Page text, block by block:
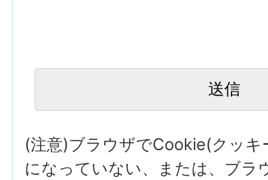
(注意)ブラウザでCookie(クッキ
になっていない、または、ブラ